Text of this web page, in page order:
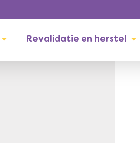
Revalidatie en herstel